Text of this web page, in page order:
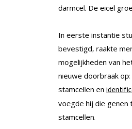
darmcel. De eicel
In eerste instantie
bevestigd, raakte
mogelijkheden van
nieuwe doorbraak
stamcellen en
voegde hij die genen
stamcellen.